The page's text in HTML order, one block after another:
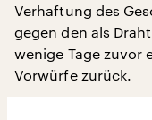
Verhaftung des
gegen den als
wenige Tage zuvor
Vorwürfe zurück.